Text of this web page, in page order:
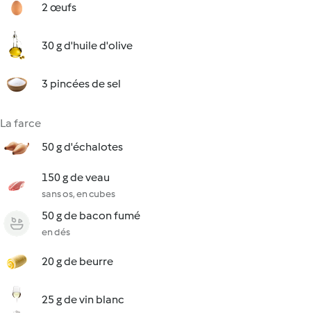
2 œufs
30 g d'huile d'olive
3 pincées de sel
La farce
50 g d'échalotes
150 g de veau
sans os, en cubes
50 g de bacon fumé
en dés
20 g de beurre
25 g de vin blanc